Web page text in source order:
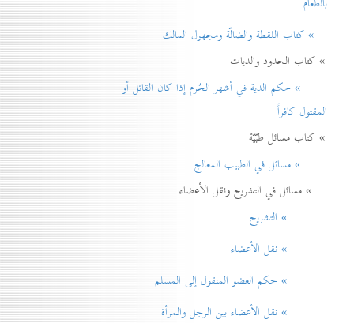
» كتاب اللقطة والضالّة ومجهول المالك
» كتاب الحدود والديات
» حكم الدية في أشهر الحُرم إذا كان القاتل أو
المقتول كافراً
» كتاب مسائل طبّيّة
» مسائل في الطبيب المعالج
» مسائل في التشريح ونقل الأعضاء
» التشريح
» نقل الأعضاء
» حكم العضو المنقول إلی المسلم
» نقل الأعضاء بين الرجل والمرأة